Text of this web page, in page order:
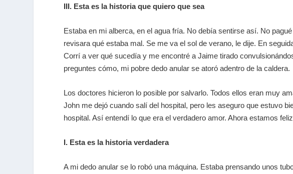
III. Esta es la historia que quiero que sea
Estaba en mi alberca, en el agua fría. No debía sentirse así. No
revisara qué estaba mal. Se me va el sol de verano, le dije. En
Corrí a ver qué sucedía y me encontré a Jaime tirado
preguntes cómo, mi pobre dedo anular se atoró adentro de la caldera.
Los doctores hicieron lo posible por salvarlo. Todos ellos eran muy
John me dejó cuando salí del hospital, pero les aseguro que estuvo
hospital. Así entendí lo que era el verdadero amor. Ahora estamos
I. Esta es la historia verdadera
A mi dedo anular se lo robó una máquina. Estaba prensando unos